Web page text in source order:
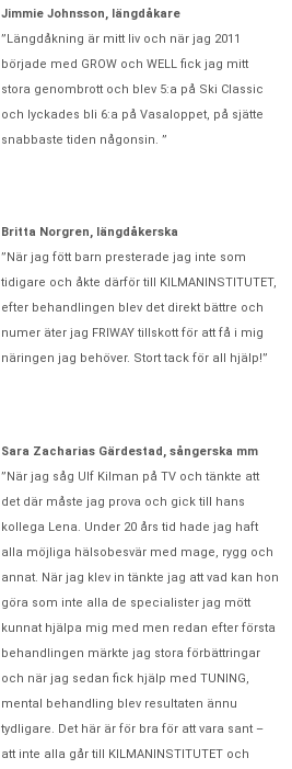
Jimmie Johnsson, längdåkare
”Längdåkning är mitt liv och när jag 2011
började med GROW och WELL fick jag mitt
stora genombrott och blev 5:a på Ski Classic
och lyckades bli 6:a på Vasaloppet, på sjätte
snabbaste tiden någonsin. ”
Britta Norgren, längdåkerska
”När jag fött barn presterade jag inte som
tidigare och åkte därför till KILMANINSTITUTET,
efter behandlingen blev det direkt bättre och
numer äter jag FRIWAY tillskott för att få i mig
näringen jag behöver. Stort tack för all hjälp!”
Sara Zacharias Gärdestad, sångerska mm
”När jag såg Ulf Kilman på TV och tänkte att
det där måste jag prova och gick till hans
kollega Lena. Under 20 års tid hade jag haft
alla möjliga hälsobesvär med mage, rygg och
annat. När jag klev in tänkte jag att vad kan hon
göra som inte alla de specialister jag mött
kunnat hjälpa mig med men redan efter första
behandlingen märkte jag stora förbättringar
och när jag sedan fick hjälp med TUNING,
mental behandling blev resultaten ännu
tydligare. Det här är för bra för att vara sant –
att inte alla går till KILMANINSTITUTET och